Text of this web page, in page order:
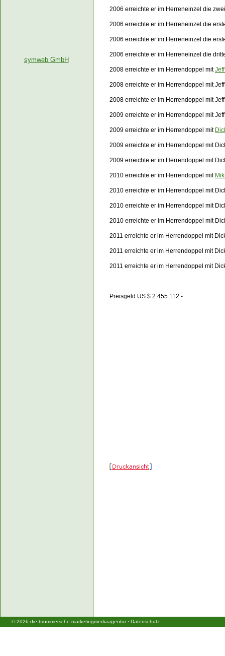
2006 erreichte er im Herreneinzel die
2006 erreichte er im Herreneinzel die
2006 erreichte er im Herreneinzel die
2006 erreichte er im Herreneinzel die
2008 erreichte er im Herrendoppel mit
2008 erreichte er im Herrendoppel mit
2008 erreichte er im Herrendoppel mit
2009 erreichte er im Herrendoppel mit
2009 erreichte er im Herrendoppel mit
2009 erreichte er im Herrendoppel mit
2009 erreichte er im Herrendoppel mit
2010 erreichte er im Herrendoppel mit
2010 erreichte er im Herrendoppel mit
2010 erreichte er im Herrendoppel mit
2010 erreichte er im Herrendoppel mit
2011 erreichte er im Herrendoppel mit
2011 erreichte er im Herrendoppel mit
2011 erreichte er im Herrendoppel mit
Preisgeld US $
symweb GmbH
© 2026 die brümmersche marketingmediaagentur· Datenschutz